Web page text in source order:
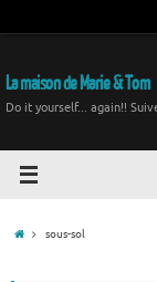
La maison de Marie & Tom
Do it yourself... again!!
sous-sol